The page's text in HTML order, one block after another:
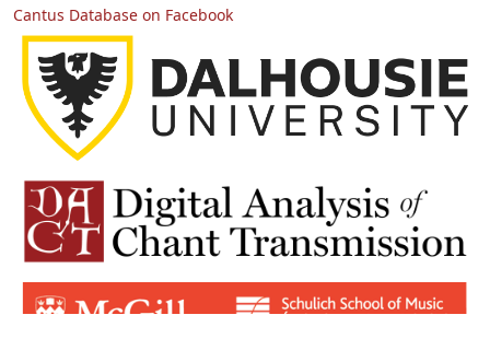
Cantus Database on Facebook